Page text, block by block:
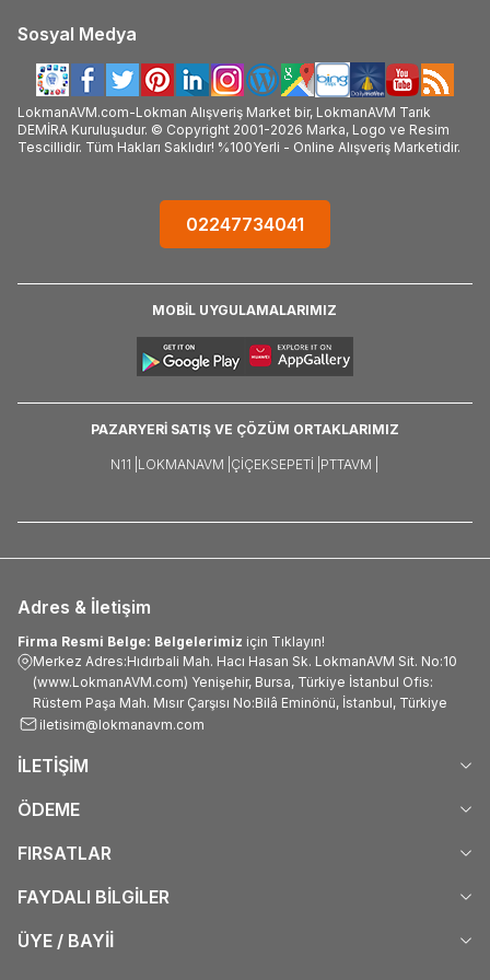
Sosyal Medya
LokmanAVM.com-Lokman Alışveriş Market bir, LokmanAVM Tarık
DEMİRA Kuruluşudur. © Copyright 2001-2026 Marka, Logo ve Resim
Tescillidir. Tüm Hakları Saklıdır! %100Yerli - Online Alışveriş Marketidir.
02247734041
MOBİL UYGULAMALARIMIZ
PAZARYERİ SATIŞ VE ÇÖZÜM ORTAKLARIMIZ
N11 | LOKMANAVM | ÇIÇEKSEPETI | PTTAVM |
Adres & İletişim
Firma Resmi Belge: Belgelerimiz için Tıklayın!
Merkez Adres:Hıdırbali Mah. Hacı Hasan Sk. LokmanAVM Sit. No:10
(www.LokmanAVM.com) Yenişehir, Bursa, Türkiye İstanbul Ofis:
Rüstem Paşa Mah. Mısır Çarşısı No:Bilâ Eminönü, İstanbul, Türkiye
iletisim@lokmanavm.com
İLETİŞİM
ÖDEME
FIRSATLAR
FAYDALI BİLGİLER
ÜYE / BAYİİ